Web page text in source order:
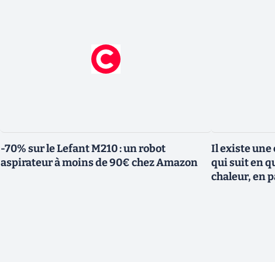
-70% sur le Lefant M210 : un robot
aspirateur à moins de 90€ chez Amazon
Il existe une
qui suit en
chaleur, en